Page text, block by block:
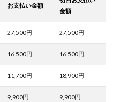
27,500 27,500
16,500 16,500
11,700 18,900
9,900 9,900